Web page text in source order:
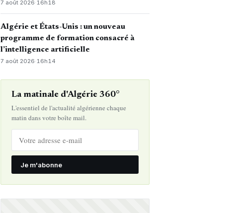
7 août 2026·16h18
Algérie et États-Unis : un nouveau
programme de formation consacré à
l’intelligence artificielle
7 août 2026· 16h14
La matinale d'Algérie 360°
L'essentiel de l'actualité algérienne chaque
matin dans votre boîte mail.
Je m'abonne